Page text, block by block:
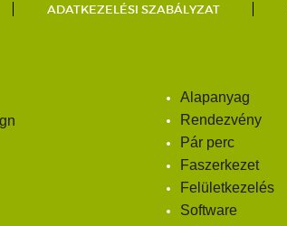
ADATKEZELÉSI SZABÁLYZAT
Alapanyag
Rendezvény
Pár perc
Faszerkezet
Felületkezelés
Software